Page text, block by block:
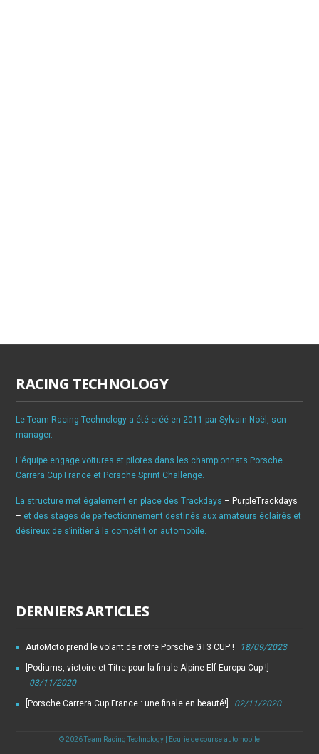
RACING TECHNOLOGY
Le Team Racing Technology a été créé en 2011 par Sylvain Noël, son
manager.
L’équipe engage voitures et pilotes dans les championnats Porsche
Carrera Cup France et Porsche Sprint Challenge.
La structure met également en place des Trackdays – PurpleTrackdays
– et des stages de perfectionnement destinés aux amateurs éclairés et
désireux de s’initier à la compétition automobile.
DERNIERS ARTICLES
AutoMoto prend le volant de notre Porsche GT3 CUP ! 18/09/2023
[Podiums, victoire et Titre pour la finale Alpine Elf Europa Cup !]
03/11/2020
[Porsche Carrera Cup France : une finale en beauté!] 02/11/2020
© 2026 Team Racing Technology | Ecurie de course automobile